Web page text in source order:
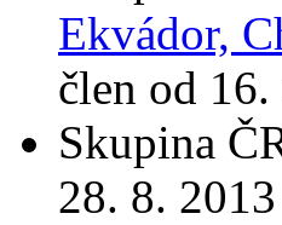
Ekvádor,
člen od
Skupina
28. 8. 2013